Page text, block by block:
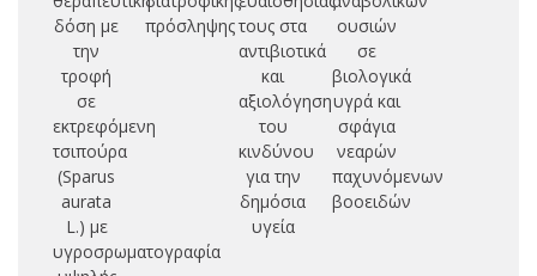
δόση με
την
τροφή
σε
εκτρεφόμενη
τσιπούρα
(Sparus
aurata
L.) με
υγροσρωματογραφία
πρόσληψηςτους στα
αντιβιοτικά
και
αξιολόγηση
του
κινδύνου
για την
δημόσια
υγεία
ουσιών
σε
βιολογικά
υγρά και
σφάγια
νεαρών
παχυνόμενων
βοοειδών